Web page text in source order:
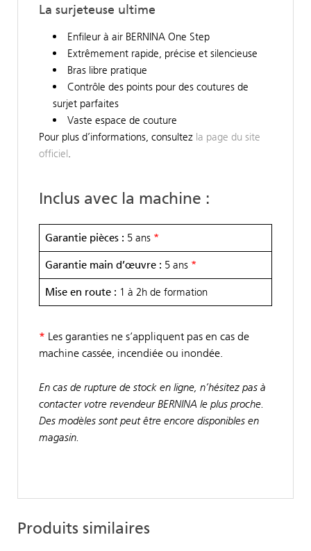
La surjeteuse ultime
Enfileur à air BERNINA One Step
Extrêmement rapide, précise et silencieuse
Bras libre pratique
Contrôle des points pour des coutures de
surjet parfaites
Vaste espace de couture
Pour plus d’informations, consultez la page du site
officiel.
Inclus avec la machine :
Garantie pièces : 5 ans *
Garantie main d’œuvre : 5 ans *
Mise en route : 1 à 2h de formation
* Les garanties ne s’appliquent pas en cas de
machine cassée, incendiée ou inondée.
En cas de rupture de stock en ligne, n’hésitez pas à
contacter votre revendeur BERNINA le plus proche.
Des modèles sont peut être encore disponibles en
magasin.
Produits similaires